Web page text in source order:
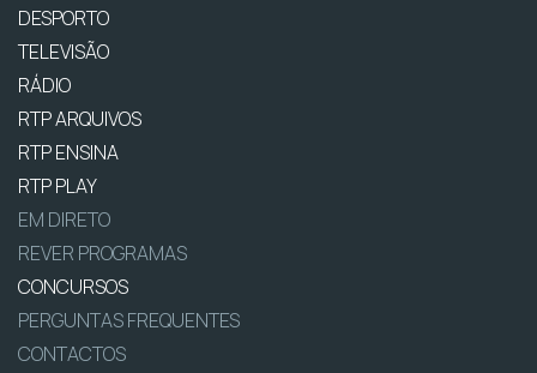
DESPORTO
TELEVISÃO
RÁDIO
RTP ARQUIVOS
RTP ENSINA
RTP PLAY
EM DIRETO
REVER PROGRAMAS
CONCURSOS
PERGUNTAS FREQUENTES
CONTACTOS